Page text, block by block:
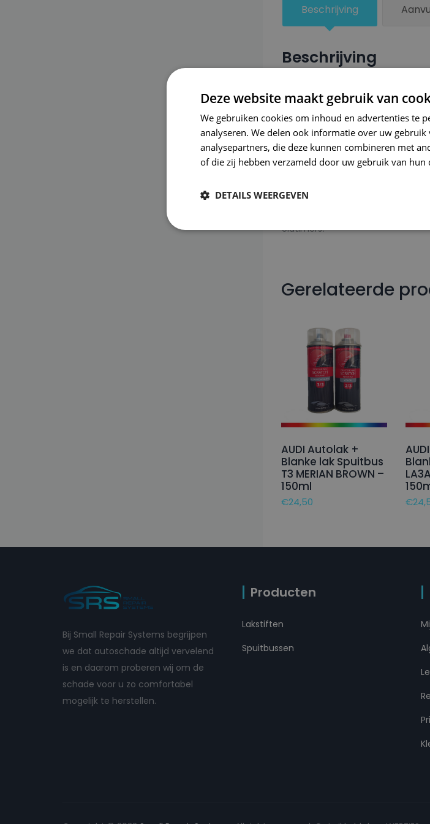
Beschrijving
Beschrijving
Een groter beschadigd
combinatie met blanke lak van
oppervlak te spuiten zodat de
Bij SRS bent u aan het juiste
gigantisch assortiment met
of kleurnaam gemaakt en is
garanderen wij dat u altijd de
onze A-kwaliteit spuitbussen
oldtimers!
Gerelateerde
AUDI Autolak +
Blanke lak Spuitbus
T3 MERIAN BROWN –
150ml
€24,50 €
Bij Small Repair Systems begrijpen
we dat autoschade altijd vervelend
is en daarom proberen wij om de
schade voor u zo comfortabel
mogelijk te herstellen.
Producten
Lakstiften
Spuitbussen
Deze website maakt gebruik van
We gebruiken cookies om inhoud en advertenties te
analyseren. We delen ook informatie over uw
analysepartners, die deze kunnen combineren met
of die zij hebben verzameld door uw gebruik van hun
DETAILS WEERGEVEN